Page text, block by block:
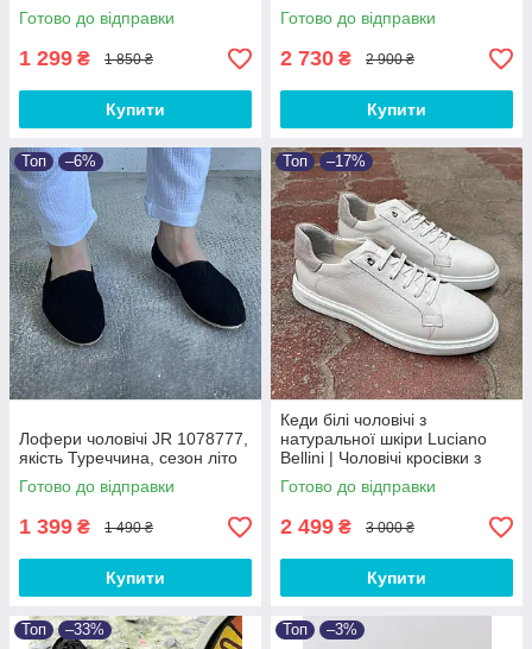
Готово до відправки
1 299 ₴ 1 850 ₴
Купити
Готово до відправки
2 730 ₴ 2 900 ₴
Купити
Топ –6%
Лофери чоловічі JR 1078777,
якість Туреччина, сезон літо
Готово до відправки
1 399 ₴ 1 490 ₴
Купити
Топ –17%
Кеди білі чоловічі з
натуральної шкіри Luciano
Bellini | Чоловічі кросівки з
натуральної шкіри ЛЮКС
якості
Готово до відправки
2 499 ₴ 3 000 ₴
Купити
Топ –33% Топ –3%